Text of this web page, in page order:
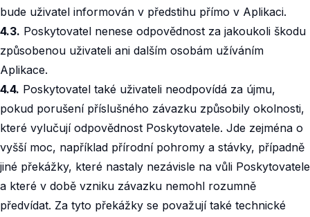
bude uživatel informován v předstihu přímo v Aplikaci.
4.3. Poskytovatel nenese odpovědnost za jakoukoli škodu
způsobenou uživateli ani dalším osobám užíváním
Aplikace.
4.4. Poskytovatel také uživateli neodpovídá za újmu,
pokud porušení příslušného závazku způsobily okolnosti,
které vylučují odpovědnost Poskytovatele. Jde zejména o
vyšší moc, například přírodní pohromy a stávky, případně
jiné překážky, které nastaly nezávisle na vůli Poskytovatele
a které v době vzniku závazku nemohl rozumně
předvídat. Za tyto překážky se považují také technické